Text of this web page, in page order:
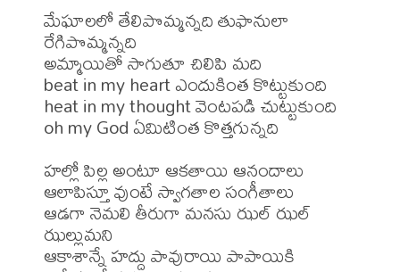
మేఘాలలో తేలిపొమ్మన్నది తుఫానులా
రేగిపొమ్మన్నది
అమ్మాయితో సాగుతూ చిలిపి మది
beat in my heart ఎందుకింత కొట్టుకుంది
heat in my thought వెంటపడి చుట్టుకుంది
oh my God ఏమిటింత కొత్తగున్నది
హల్లో పిల్ల అంటూ ఆకతాయి ఆనందాలు
ఆలాపిస్తూ వుంటే స్వాగతాల సంగీతాలు
ఆడగా నెమలి తీరుగా మనసు ఝల్ ఝల్
ఝల్లుమని
ఆకాశాన్నే హద్దు పావురాయి పాపాయికి